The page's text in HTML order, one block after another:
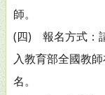
師。
(四) 報名方式：
入教育部全國教
名。